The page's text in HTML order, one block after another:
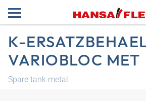
K-
VARIOBLOC MET
Spare tank metal